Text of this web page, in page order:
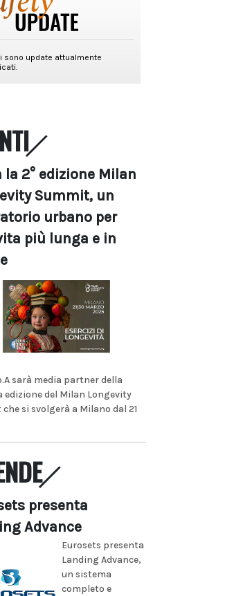
la 2° edizione Milan
Summit, un
urbano per
più lunga e in
sarà media partner della
edizione del Milan Longevity
si svolgerà a Milano dal 21
presenta
Advance
Eurosets presenta
Landing Advance,
un sistema
completo e